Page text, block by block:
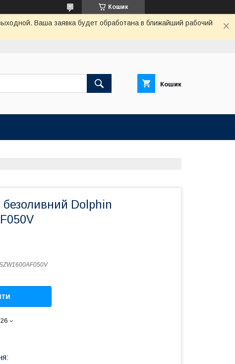
Кошик
Ваша заявка будет обработана в ближайший рабочий
Кошик
Dolphin